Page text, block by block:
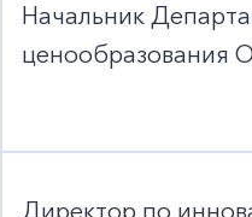
Начальник
ценообразования
Директор по